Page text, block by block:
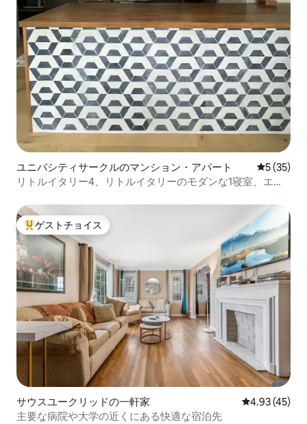
ユニバシティサークルのマンション・アパート レビュー
5 (35)
リトルイタリー4、リトルイタリーのモダンな1寝室、エア
大好評のゲストチョイスです。
ゲストチョイス
サウスユークリッドの一軒家 レビュー45
4.93 (45)
主要な病院や大学の近くにある快適な宿泊先